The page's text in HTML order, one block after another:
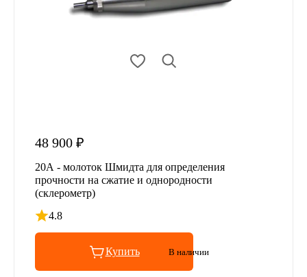
48 900 ₽
20А - молоток Шмидта для определения
прочности на сжатие и однородности
(склерометр)
4.8
Рейтинг 4.8 из 5
Купить В наличии